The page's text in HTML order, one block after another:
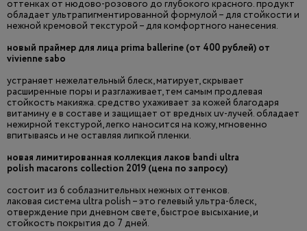
оттенках от нюдово-розового до глубокого красного. продукт
обладает ультрапигментированной формулой – для стойкости и
нежной кремовой текстурой – для комфортного нанесения.
новый праймер для лица prima ballerine (от 400 рублей) от
vivienne sabo
устраняет нежелательный блеск, матирует, скрывает
расширенные поры и разглаживает, тем самым продлевая
стойкость макияжа. средство ухаживает за кожей благодаря
витамину е в составе и защищает от вредных uv-лучей. обладает
нежирной текстурой, легко наносится на кожу, мгновенно
впитываясь и не оставляя липкой пленки.
новая лимитированная коллекция лаков bandi ultra
polish macarons collection 2019 (цена по запросу)
состоит из 6 соблазнительных нежных оттенков.
лаковая система ultra polish – это гелевый ультра-блеск,
отверждение при дневном свете, быстрое высыхание, и
стойкость покрытия до 7 дней.